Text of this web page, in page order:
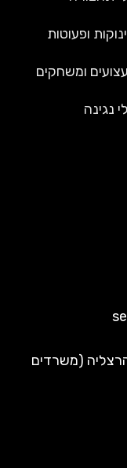
ופעוטות
ומשחקים
נגינה
השרון 37, הרצליה (משרדים